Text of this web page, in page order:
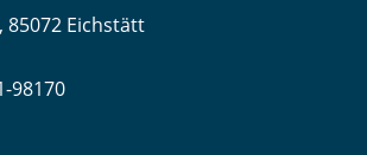
85072 Eichstätt
98170